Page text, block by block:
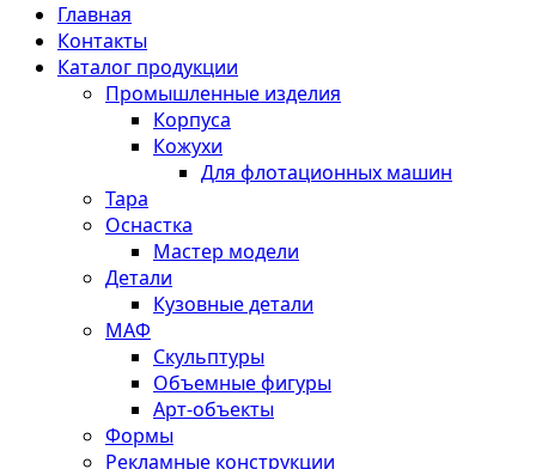
Главная
Контакты
Каталог продукции
Промышленные изделия
Корпуса
Кожухи
Для флотационных машин
Тара
Оснастка
Мастер модели
Детали
Кузовные детали
МАФ
Скульптуры
Объемные фигуры
Арт-объекты
Формы
Рекламные конструкции